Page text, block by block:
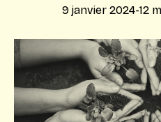
9 janvier 2024-12